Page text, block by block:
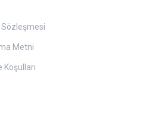
Sözleşmesi
Metni
Koşulları